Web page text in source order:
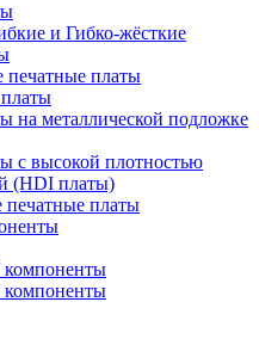
и Гибко-жёсткие
печатные платы
на металлической подложке
с высокой плотностью
(HDI платы)
платы